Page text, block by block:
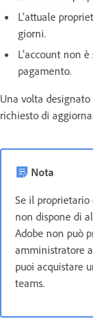
L'attuale
giorni.
L'account non
pagamento.
Una volta
richiesto di
Nota
Se il
non dispone di
Adobe non può
amministratore
puoi acquistare
teams.